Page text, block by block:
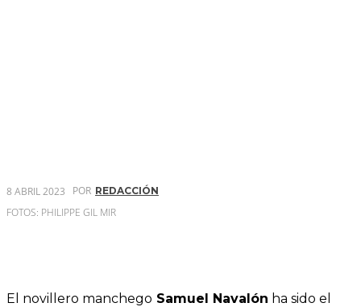
8 ABRIL 2023 POR REDACCIÓN
FOTOS: PHILIPPE GIL MIR
El novillero manchego Samuel Navalón ha sido el